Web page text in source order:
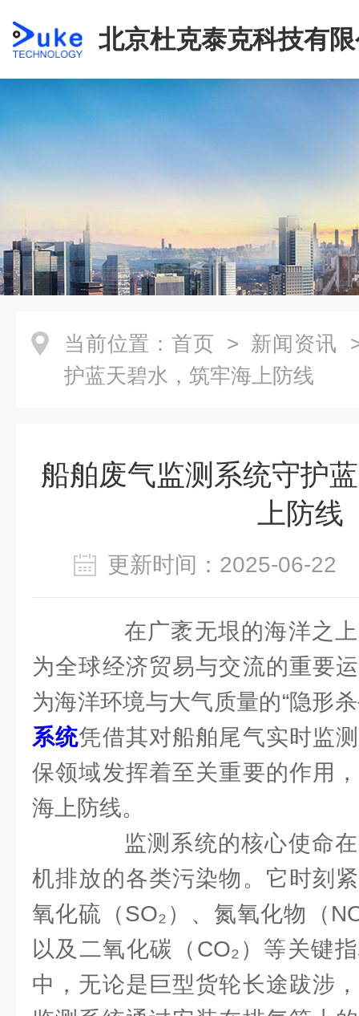
北京杜克泰克科技有
当前位置： 首页 > 新闻资讯
护蓝天碧水，筑牢海上防线
船舶废气监测系统守护
上防线
更新时间：2025-06-
在广袤无垠的海洋之上
为全球经济贸易与交流的重要
为海洋环境与大气质量的“隐形
系统凭借其对船舶尾气实时监
保领域发挥着至关重要的作用
海上防线。
监测系统的核心使命在
机排放的各类污染物。它时刻
氧化硫（SO₂）、氮氧化物（
以及二氧化碳（CO₂）等关键
中，无论是巨型货轮长途跋涉